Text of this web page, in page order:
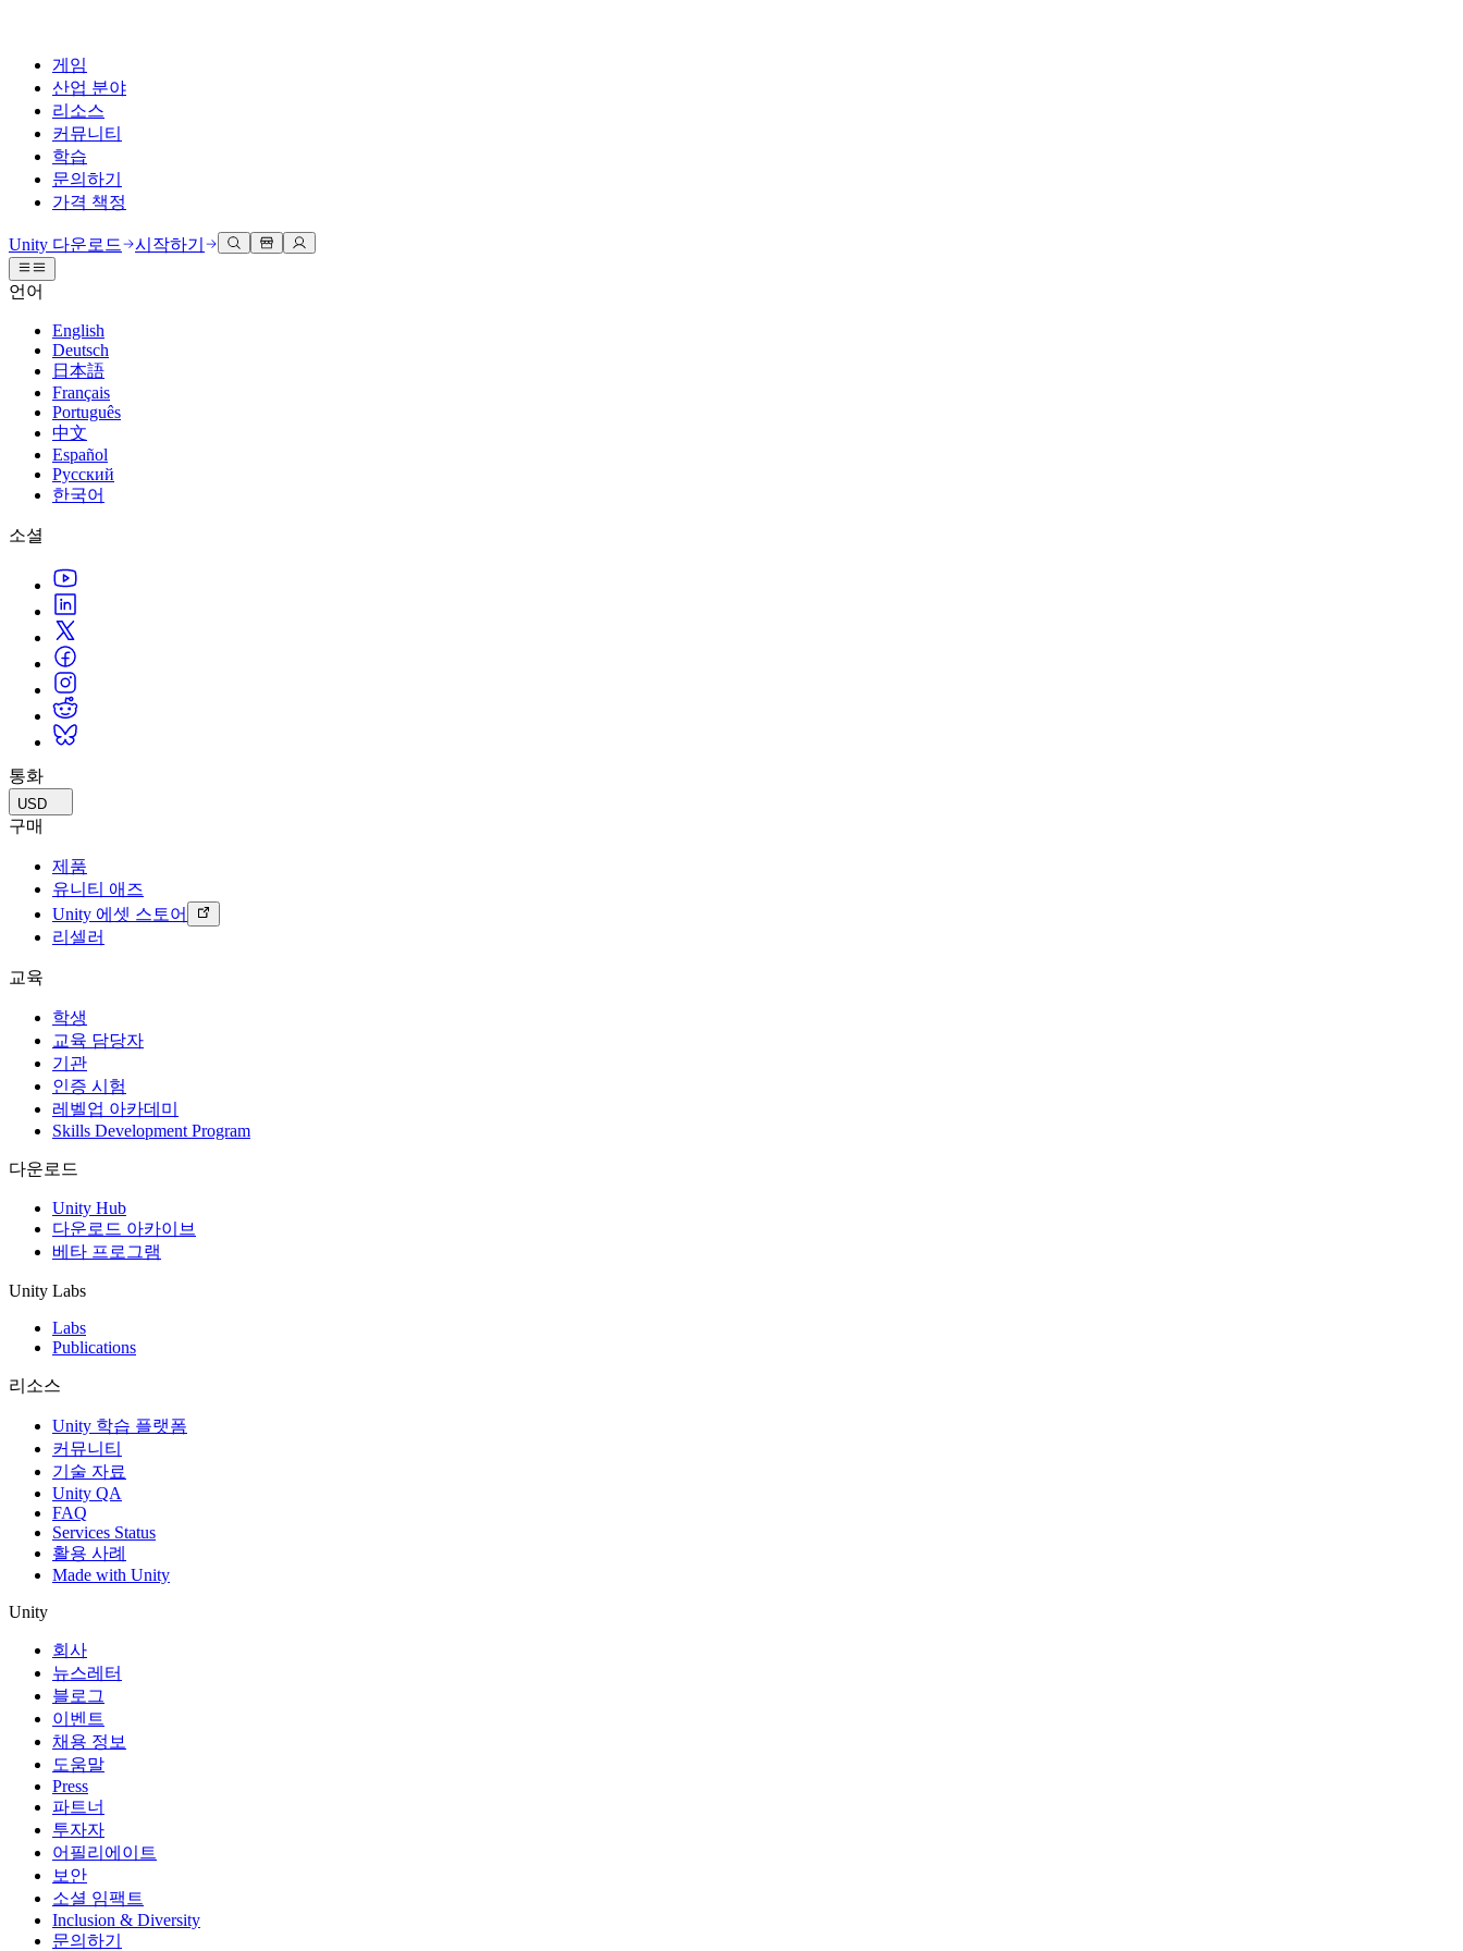
게임
산업 분야
리소스
커뮤니티
학습
문의하기
가격 책정
Unity 엔진
모든 플랫폼 위한 2D 및 3D 게임 제작
협업
팀과 함께 신속한 협업과 반복 작업을 수행하세요.
Unity 다운로드
플랜 및 가격
배포
Unity가 지원하는 25개 이상의 플랫폼을 살펴보세요.
LiveOps
출시 후 인사이트를 확인하고 라이브 게임을 운영하세요.
성장
사용자 확보
모바일 사용자를 검색하고 Acquire
매장 및 D2C 전반에 걸쳐 IAP 관리하세요.
수익화
Unity로 광고하세요
활용 부문
모바일 게임
Unity로 모바일 히트작을 제작하고 성장시키세요.
인디 게임
소규모 팀으로 대작 게임을 출시하세요.
XR 게임
여러 플랫폼에서 XR 게임을 출시하세요.
멀티플레이어 게임
멀티플레이어 게임 개발을 간소화하세요.
3D 협업
실시간 3D 프로젝트 빌드 및 검토
몰입형 교육
몰입도 높은 환경 제작
고객 경험
인터랙티브 3D 경험 제작
산업 분야
운영 우수성 확보
리테일
상점 경험을 온라인 경험으로 전환
자동차
혁신을 가속화하고 차량 내 경험을 향상시키세요.
모든 산업 보기
기술 자료
공식 유저. '광고 지면'의 타겟 고객 매뉴얼 및 API 레퍼런스
개발자 툴
릴리스 버전 및 이슈 트래커
로드맵
예정된 기능 검토
기술 용어 라이브러리
활용 사례
실제 성공 사례
베스트 프랙티스 가이드
전문가 팁
데모
데모, 샘플 및 빌딩 블록
모든 리소스
새로운 기능
블로그
업데이트, 정보, 기술 팁
뉴스
토론
토론, 문제 해결, 소통
이벤트
글로벌 이벤트 및 현지 이벤트
커뮤니티 사례
Made with Unity
Unity 크리에이터 소개
Livestreams
Unity Awards
전 세계 Unity 크리에이터 축하
Unity Learn
무료로 Unity 기술 마스터
전문 교육
Unity 강사와 함께 팀의 역량을 강화하세요
Unity 처음 사용하시나요
시작하기
학습 시작하기
Unity 사용이 처음이신가요? 여정 시작하기
사용법 가이드
실용적인 팁 및 베스트 프랙티스
교육
학생용
커리어 시작하기
교육 효율 극대화
교육 라이선스
자격증
Unity 숙련도를 입증하세요
도움 받기
성공을 위한 Unity
Success 플랜
전문가 지원을 통해 더 빠르게 목표 도달률 달성
일반적인 질문에 대한 답변
문의하기
Unity 다운로드 시작하기
언어
English
Deutsch
日本語
Français
Português
中文
Español
Русский
한국어
소셜
통화
USD
구매
제품
유니티 애즈
Unity 에셋 스토어
리셀러
교육
학생
교육 담당자
기관
인증 시험
레벨업 아카데미
Skills Development Program
다운로드
Unity Hub
다운로드 아카이브
베타 프로그램
Unity Labs
Labs
Publications
리소스
Unity 학습 플랫폼
커뮤니티
기술 자료
Unity QA
FAQ
Services Status
활용 사례
Made with Unity
Unity
회사
뉴스레터
블로그
이벤트
채용 정보
도움말
Press
파트너
투자자
어필리에이트
보안
소셜 임팩트
Inclusion & Diversity
문의하기